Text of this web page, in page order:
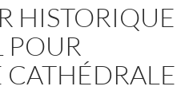
HISTORIQUE
POUR
CATHÉDRALE